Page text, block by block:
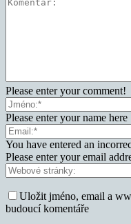
Please enter your comment!
Please enter your name here
You have entered an
Please enter your email
Uložit jméno, email a
budoucí komentáře